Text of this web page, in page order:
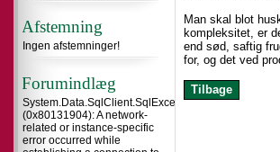
Afstemning
Ingen afstemninger!
Forumindlæg
System.Data.SqlClient.SqlException
(0x80131904): A network-
related or instance-specific
error occurred while
Man skal blot
kompleksitet, er
end sød, saftig
for, og det ved